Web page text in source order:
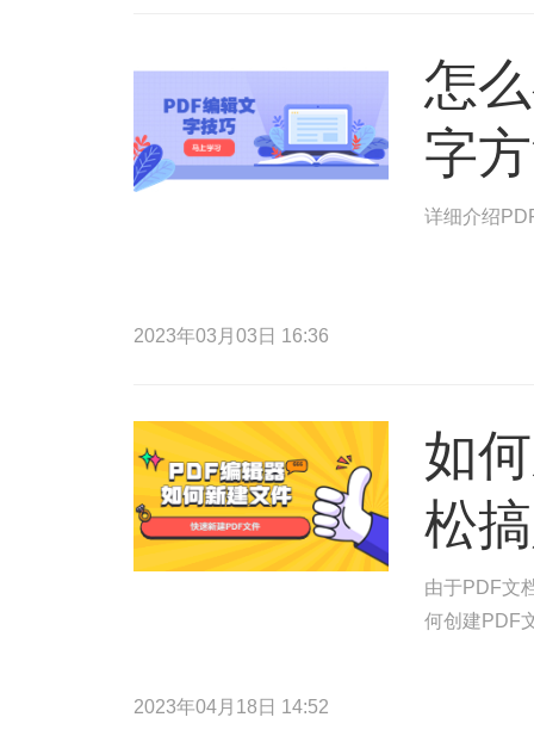
怎
字
详细介绍
2023年03月03日 16:36
如
松
由于PDF文
何创建PDF
2023年04月18日 14:52